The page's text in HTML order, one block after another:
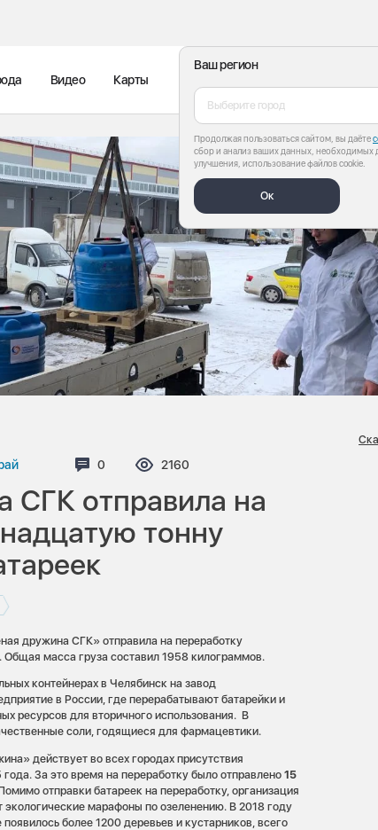
Ваш регион
Выберите город
Продолжая пользоваться сайтом, вы даёте
сбор и анализ ваших данных, необходимых
улучшения, использование файлов cookie.
Ок
Видео Карты
Комментариев:
0 Просмотров:
2160
СГК отправила на
тонну
дружина СГК» отправила на переработку
масса груза составил 1958 килограммов.
контейнерах в Челябинск на завод
в России, где перерабатывают батарейки и
ресурсов для вторичного использования. В
соли, годящиеся для фармацевтики.
действует во всех городах присутствия
За это время на переработку было отправлено15
отправки батареек на переработку, организация
марафоны по озеленению. В 2018 году
более 1200 деревьев и кустарников, всего